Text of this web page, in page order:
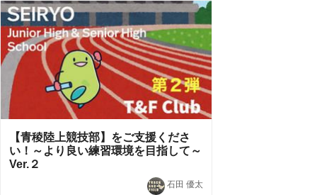
【青稜陸上競技部】をご支援くださ
い！～より良い練習環境を目指して～
Ver.２
石田 優太